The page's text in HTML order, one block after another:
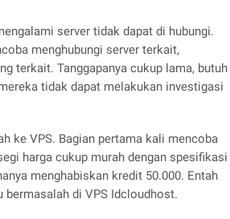
server tidak dapat di hubungi.
menghubungi server terkait,
terkait. Tanggapanya cukup lama, butuh
tidak dapat melakukan investigasi
ke VPS. Bagian pertama kali mencoba
harga cukup murah dengan spesifikasi
menghabiskan kredit 50.000. Entah
di VPS Idcloudhost.